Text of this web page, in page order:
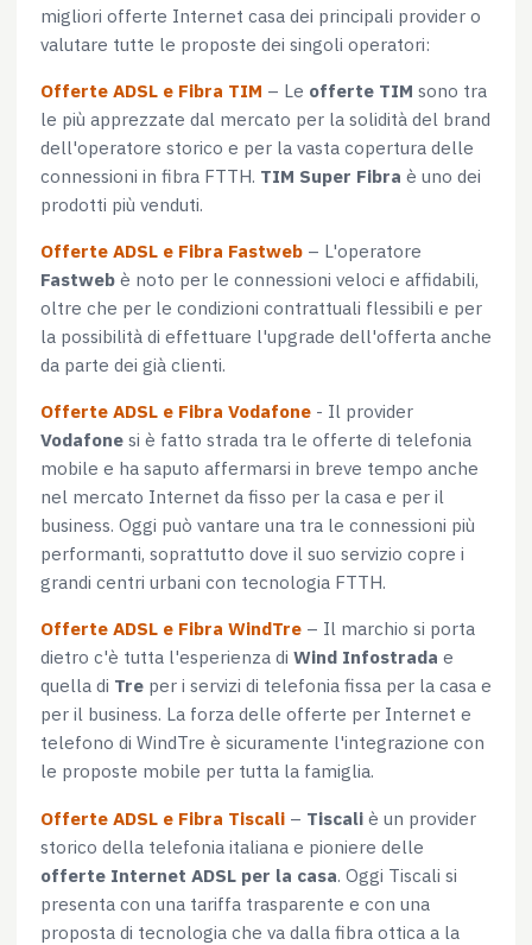
migliori offerte Internet casa dei principali provider o
valutare tutte le proposte dei singoli operatori:
Offerte ADSL e Fibra TIM – Le offerte TIM sono tra
le più apprezzate dal mercato per la solidità del brand
dell'operatore storico e per la vasta copertura delle
connessioni in fibra FTTH. TIM Super Fibra è uno dei
prodotti più venduti.
Offerte ADSL e Fibra Fastweb – L'operatore
Fastweb è noto per le connessioni veloci e affidabili,
oltre che per le condizioni contrattuali flessibili e per
la possibilità di effettuare l'upgrade dell'offerta anche
da parte dei già clienti.
Offerte ADSL e Fibra Vodafone - Il provider
Vodafone si è fatto strada tra le offerte di telefonia
mobile e ha saputo affermarsi in breve tempo anche
nel mercato Internet da fisso per la casa e per il
business. Oggi può vantare una tra le connessioni più
performanti, soprattutto dove il suo servizio copre i
grandi centri urbani con tecnologia FTTH.
Offerte ADSL e Fibra WindTre – Il marchio si porta
dietro c'è tutta l'esperienza di Wind Infostrada e
quella di Tre per i servizi di telefonia fissa per la casa e
per il business. La forza delle offerte per Internet e
telefono di WindTre è sicuramente l'integrazione con
le proposte mobile per tutta la famiglia.
Offerte ADSL e Fibra Tiscali – Tiscali è un provider
storico della telefonia italiana e pioniere delle
offerte Internet ADSL per la casa. Oggi Tiscali si
presenta con una tariffa trasparente e con una
proposta di tecnologia che va dalla fibra ottica a la